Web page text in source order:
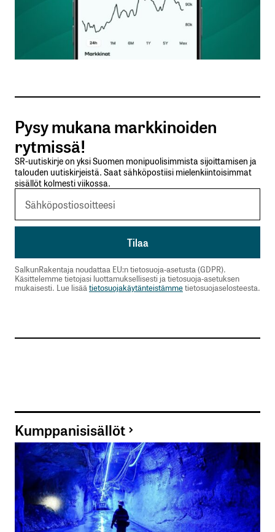
rekisteröityä
Sähköpostiosoitettasi ei julkaista.
kentät on merkitty
Kommentti*
Nimesi tai nimimerkkisi*
Pysy mukana markkinoiden
rytmissä!
SR-uutiskirje on yksi Suomen monipuolisimmista sijoittamisen ja
talouden uutiskirjeistä. Saat sähköpostiisi mielenkiintoisimmat
sisällöt kolmesti viikossa.
SalkunRakentaja noudattaa EU:n tietosuoja-asetusta (GDPR).
Käsittelemme tietojasi luottamuksellisesti ja tietosuoja-asetuksen
mukaisesti. Lue lisäätietosuojakäytänteistämmetietosuojaselosteesta.
Kumppanisisällöt